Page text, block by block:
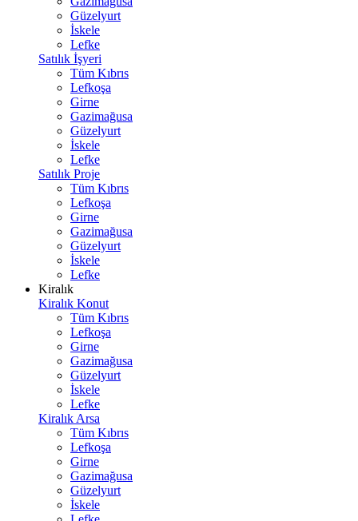
Güzelyurt
İskele
Lefke
Satılık İşyeri
Tüm Kıbrıs
Lefkoşa
Girne
Gazimağusa
Güzelyurt
İskele
Lefke
Satılık Proje
Tüm Kıbrıs
Lefkoşa
Girne
Gazimağusa
Güzelyurt
İskele
Lefke
Kiralık
Kiralık Konut
Tüm Kıbrıs
Lefkoşa
Girne
Gazimağusa
Güzelyurt
İskele
Lefke
Kiralık Arsa
Tüm Kıbrıs
Lefkoşa
Girne
Gazimağusa
Güzelyurt
İskele